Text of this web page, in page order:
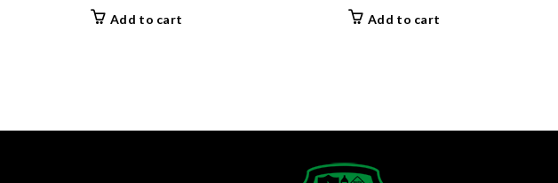
Add to cart Add to cart